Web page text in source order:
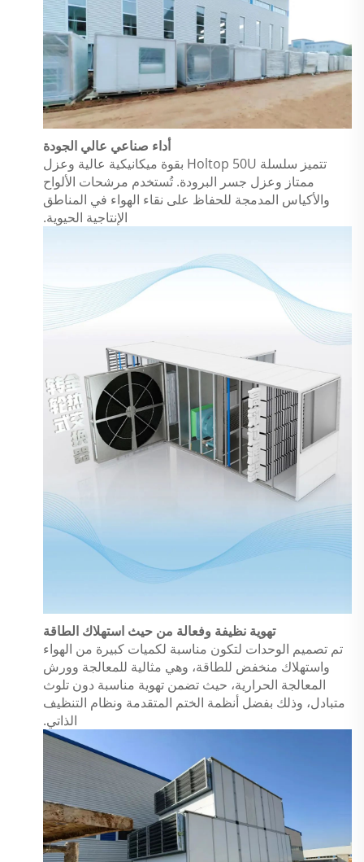
أداء صناعي عالي الجودة
تتميز سلسلة Holtop 50U بقوة ميكانيكية عالية وعزل
ممتاز وعزل جسر البرودة. تُستخدم مرشحات الألواح
والأكياس المدمجة للحفاظ على نقاء الهواء في المناطق
الإنتاجية الحيوية.
تهوية نظيفة وفعالة من حيث استهلاك الطاقة
تم تصميم الوحدات لتكون مناسبة لكميات كبيرة من الهواء
واستهلاك منخفض للطاقة، وهي مثالية للمعالجة وورش
المعالجة الحرارية، حيث تضمن تهوية مناسبة دون تلوث
متبادل، وذلك بفضل أنظمة الختم المتقدمة ونظام التنظيف
الذاتي.